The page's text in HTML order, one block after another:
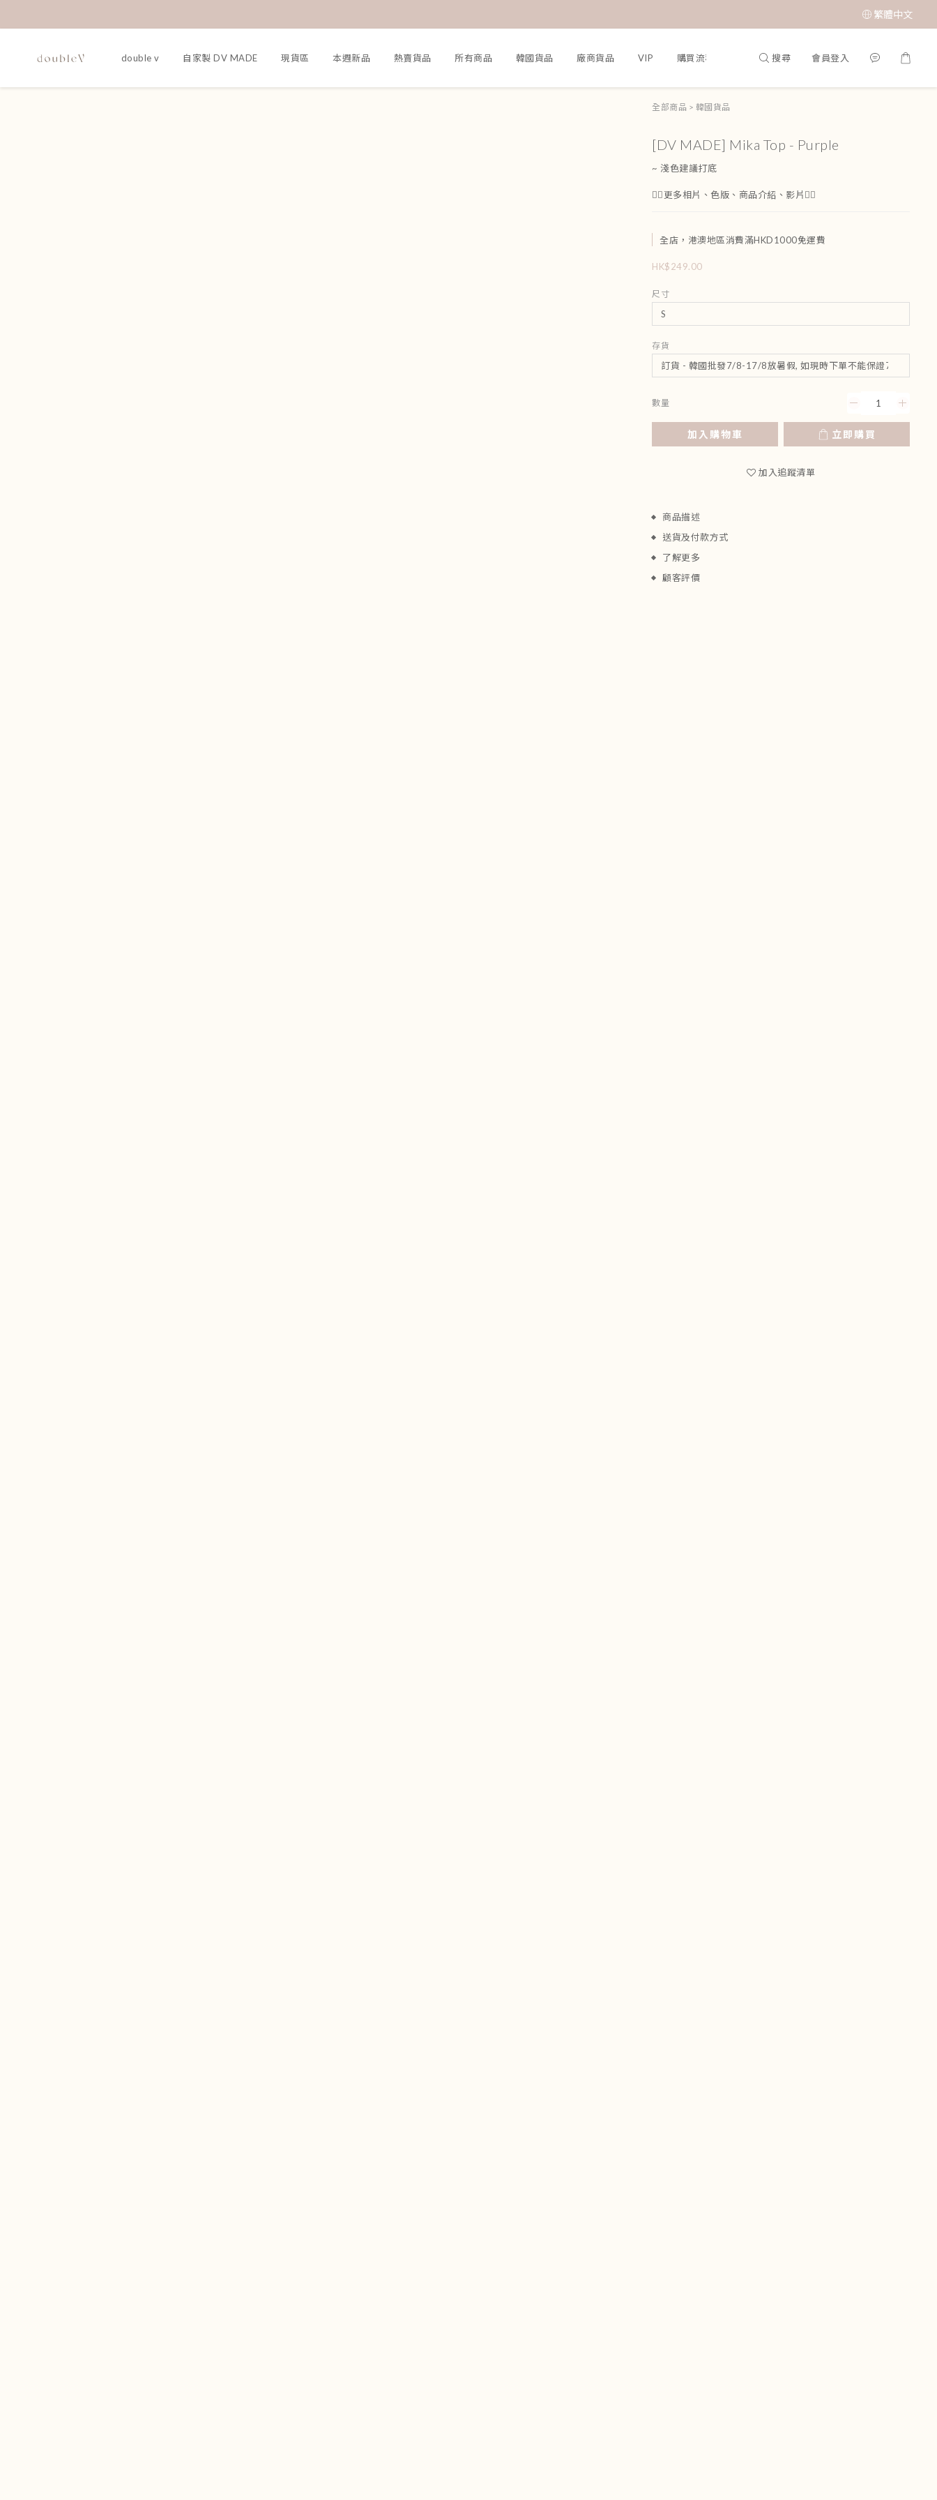
繁體中文
double v 自家製 DV MADE 現貨區 本週新品 熱賣貨品 所有商品 韓國貨品 廠商貨品 VIP 購買流程 搜尋 會員登入
全部商品 > 韓國貨品
[DV MADE] Mika Top - Purple
~ 淺色建議打底
👇🏻更多相片、色版、商品介紹、影片👇🏻
全店，港澳地區消費滿HKD1000免運費
HK$249.00
尺寸
存貨
數量
加入購物車 立即購買
加入追蹤清單
商品描述
送貨及付款方式
了解更多
顧客評價